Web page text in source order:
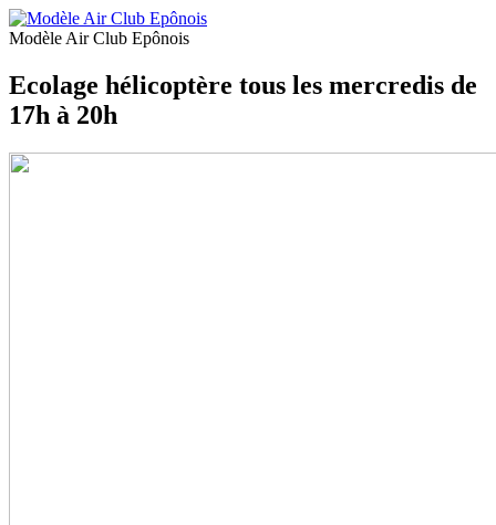
Modèle Air Club Epônois
Ecolage hélicoptère tous les mercredis de
17h à 20h